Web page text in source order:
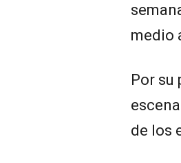
medio
Por su
de los